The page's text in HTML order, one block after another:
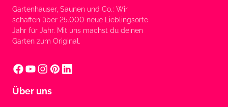
Gartenhäuser, Saunen und Co.: Wir
schaffen über 25.000 neue Lieblingsorte
Jahr für Jahr. Mit uns machst du deinen
Garten zum Original.
Über uns